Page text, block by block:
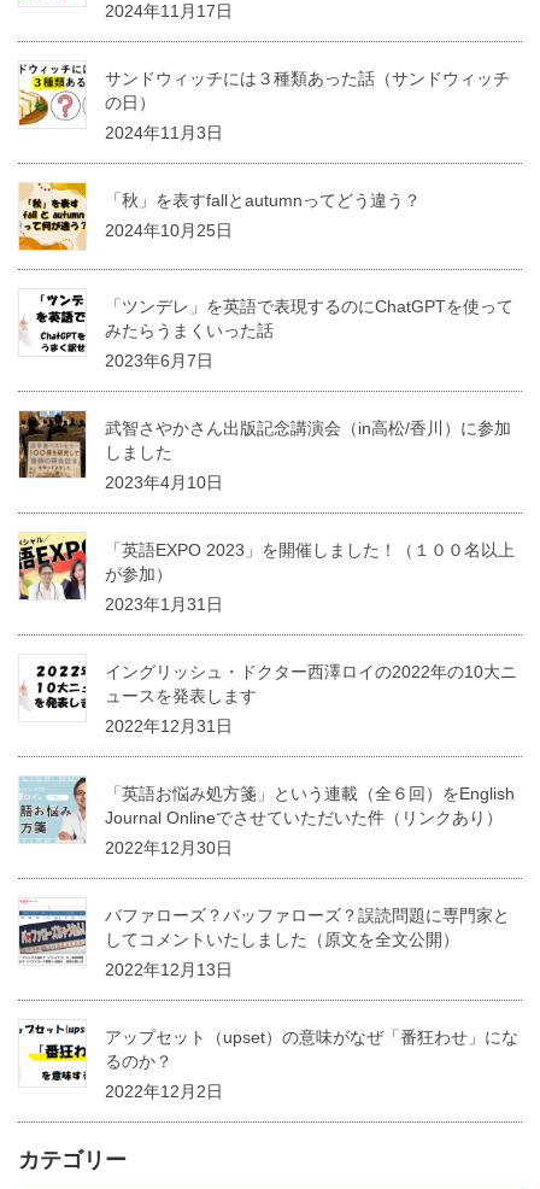
2024年11月17日
サンドウィッチには３種類あった話（サンドウィッチ
の日）
2024年11月3日
「秋」を表すfallとautumnってどう違う？
2024年10月25日
「ツンデレ」を英語で表現するのにChatGPTを使って
みたらうまくいった話
2023年6月7日
武智さやかさん出版記念講演会（in高松/香川）に参加
しました
2023年4月10日
「英語EXPO 2023」を開催しました！（１００名以上
が参加）
2023年1月31日
イングリッシュ・ドクター西澤ロイの2022年の10大ニ
ュースを発表します
2022年12月31日
「英語お悩み処方箋」という連載（全６回）をEnglish
Journal Onlineでさせていただいた件（リンクあり）
2022年12月30日
バファローズ？バッファローズ？誤読問題に専門家と
してコメントいたしました（原文を全文公開）
2022年12月13日
アップセット（upset）の意味がなぜ「番狂わせ」にな
るのか？
2022年12月2日
カテゴリー